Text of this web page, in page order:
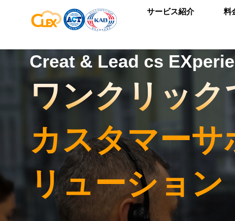
サービス紹介 料
Creat & Lead cs
ワンクリック
カスタマーサ
リューション